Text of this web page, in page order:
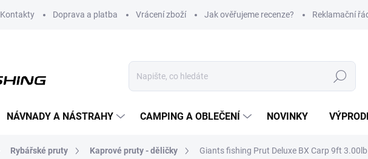
Kontakty Doprava a platba Vrácení zboží Jak ověřujeme recenze? Reklamační
Hledat
NÁVNADY A NÁSTRAHY CAMPING A OBLEČENÍ NOVINKY
Rybářské pruty Kaprové pruty - děličky Giants fishing Prut Deluxe BX Carp 9ft